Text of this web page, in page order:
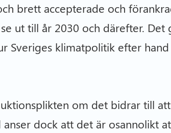
brett accepterade och
ut till år 2030 och därefter. Det
Sveriges klimatpolitik efter
om det bidrar till
dock att det är osannolikt